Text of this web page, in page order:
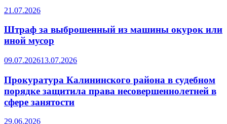
21.07.2026
Штраф за выброшенный из машины окурок или
иной мусор
09.07.202613.07.2026
Прокуратура Калининского района в судебном
порядке защитила права несовершеннолетней в
сфере занятости
29.06.2026